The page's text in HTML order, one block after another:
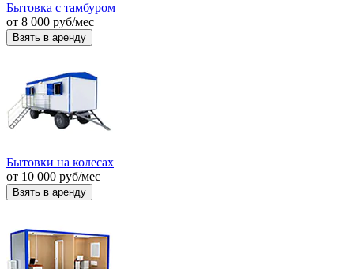
Бытовка с тамбуром
от 8 000 руб/мес
Взять в аренду
Бытовки на колесах
от 10 000 руб/мес
Взять в аренду